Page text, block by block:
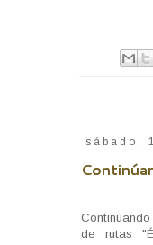
sábado,
de rutas